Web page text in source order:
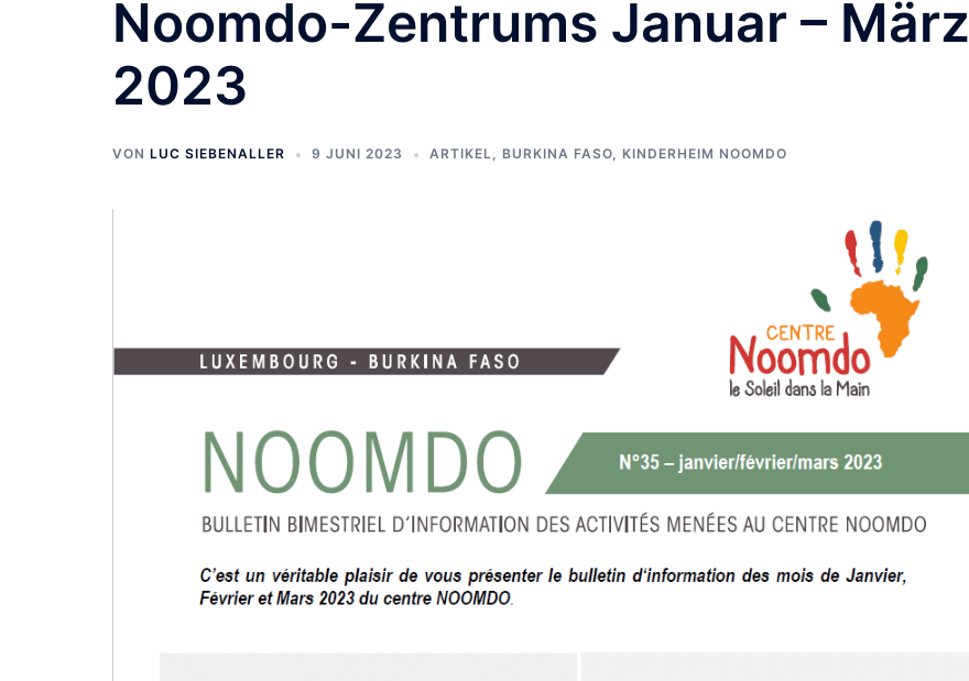
Noomdo-Zentrums Januar – März
2023
VON LUC SIEBENALLER 9 JUNI 2023 ARTIKEL, BURKINA FASO, KINDERHEIM NOOMDO